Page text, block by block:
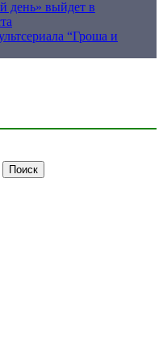
день» выйдет в
“Гроша и